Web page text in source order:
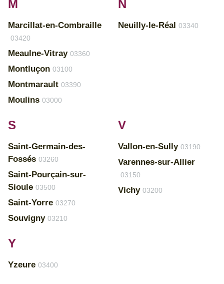
M
Marcillat-en-Combraille
03420
Meaulne-Vitray 03360
Montluçon 03100
Montmarault 03390
Moulins 03000
N
Neuilly-le-Réal 03340
S
Saint-Germain-des-
Fossés 03260
Saint-Pourçain-sur-
Sioule 03500
Saint-Yorre 03270
Souvigny 03210
V
Vallon-en-Sully 03190
Varennes-sur-Allier
03150
Vichy 03200
Y
Yzeure 03400